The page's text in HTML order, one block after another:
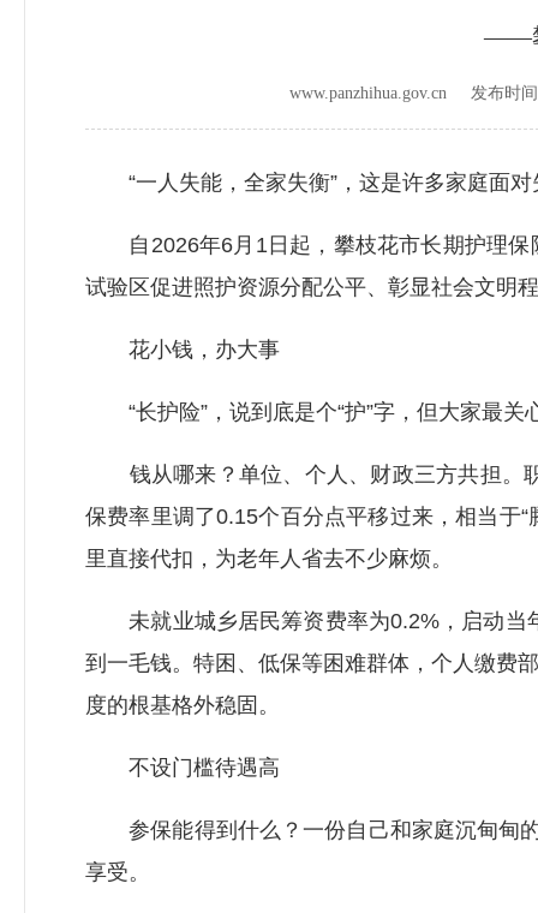
——
www.panzhihua.gov.cn 发布时
“一人失能，全家失衡”，这是许多家庭面对
自2026年6月1日起，攀枝花市长期护理保
试验区促进照护资源分配公平、彰显社会文明
花小钱，办大事
“长护险”，说到底是个“护”字，但大家最关
钱从哪来？单位、个人、财政三方共担。
保费率里调了0.15个百分点平移过来，相当于
里直接代扣，为老年人省去不少麻烦。
未就业城乡居民筹资费率为0.2%，启动当
到一毛钱。特困、低保等困难群体，个人缴费
度的根基格外稳固。
不设门槛待遇高
参保能得到什么？一份自己和家庭沉甸甸的
享受。